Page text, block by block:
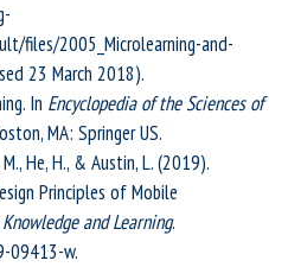
files/2005_Microlearning-and-
23 March 2018).
In Encyclopedia of the Sciences of
MA: Springer US.
M., He, H., & Austin, L. (2019).
Principles of Mobile
Knowledge and Learning.
09413-w.